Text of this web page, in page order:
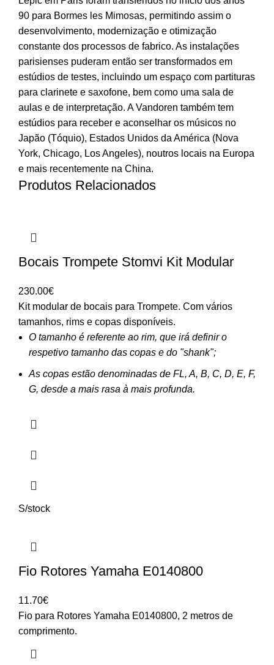
90 para Bormes les Mimosas, permitindo assim o
desenvolvimento, modernização e otimização
constante dos processos de fabrico. As instalações
parisienses puderam então ser transformados em
estúdios de testes, incluindo um espaço com partituras
para clarinete e saxofone, bem como uma sala de
aulas e de interpretação. A Vandoren também tem
estúdios para receber e aconselhar os músicos no
Japão (Tóquio), Estados Unidos da América (Nova
York, Chicago, Los Angeles), noutros locais na Europa
e mais recentemente na China.
Produtos Relacionados
Bocais Trompete Stomvi Kit Modular
230.00€
Kit modular de bocais para Trompete. Com vários
tamanhos, rims e copas disponíveis.
O tamanho é referente ao rim, que irá definir o
respetivo tamanho das copas e do "shank";
As copas estão denominadas de FL, A, B, C, D, E, F,
G, desde a mais rasa à mais profunda.
S/stock
Fio Rotores Yamaha E0140800
11.70€
Fio para Rotores Yamaha E0140800, 2 metros de
comprimento.